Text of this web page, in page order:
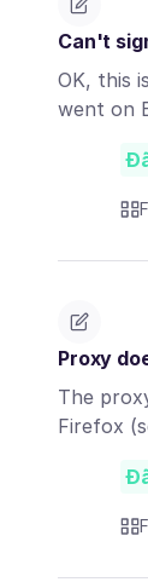
Can't
OK, this
went on
Proxy
The
Firefox